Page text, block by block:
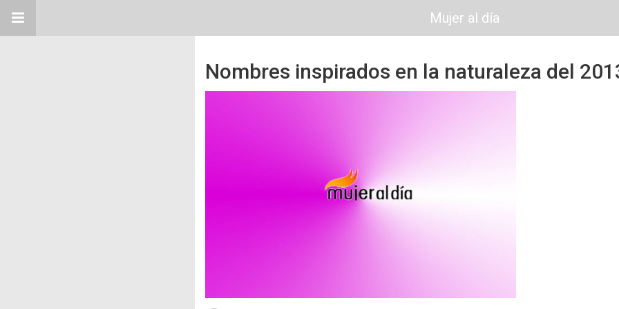
Mujer al día
Nombres inspirados en la naturaleza del